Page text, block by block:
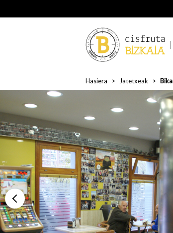
Hasiera Jatetxeak